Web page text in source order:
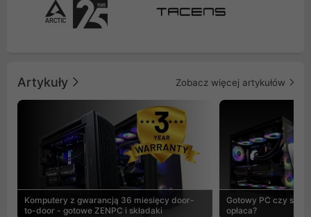
Artykuły Zobacz więcej artykułów
Komputery z gwarancją 36 miesięcy door-
to-door - gotowe ZENPC i składaki
Gotowy PC czy
opłaca?